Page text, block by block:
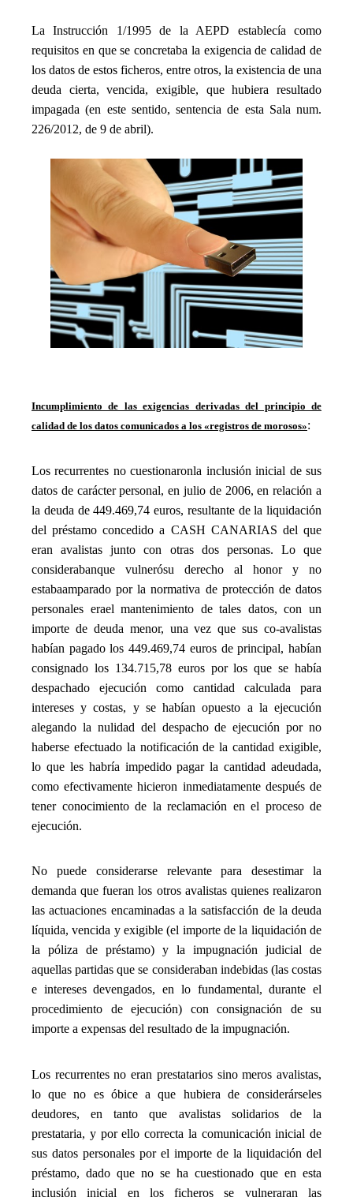
La Instrucción 1/1995 de la AEPD establecía como
requisitos en que se concretaba la exigencia de calidad de
los datos de estos ficheros, entre otros, la existencia de una
deuda cierta, vencida, exigible, que hubiera resultado
impagada (en este sentido, sentencia de esta Sala num.
226/2012, de 9 de abril).
Incumplimiento de las exigencias derivadas del principio de
calidad de los datos comunicados a los «registros de morosos»:
Los recurrentes no cuestionaronla inclusión inicial de sus
datos de carácter personal, en julio de 2006, en relación a
la deuda de 449.469,74 euros, resultante de la liquidación
del préstamo concedido a CASH CANARIAS del que
eran avalistas junto con otras dos personas. Lo que
considerabanque vulnerósu derecho al honor y no
estabaamparado por la normativa de protección de datos
personales erael mantenimiento de tales datos, con un
importe de deuda menor, una vez que sus co-avalistas
habían pagado los 449.469,74 euros de principal, habían
consignado los 134.715,78 euros por los que se había
despachado ejecución como cantidad calculada para
intereses y costas, y se habían opuesto a la ejecución
alegando la nulidad del despacho de ejecución por no
haberse efectuado la notificación de la cantidad exigible,
lo que les habría impedido pagar la cantidad adeudada,
como efectivamente hicieron inmediatamente después de
tener conocimiento de la reclamación en el proceso de
ejecución.
No puede considerarse relevante para desestimar la
demanda que fueran los otros avalistas quienes realizaron
las actuaciones encaminadas a la satisfacción de la deuda
líquida, vencida y exigible (el importe de la liquidación de
la póliza de préstamo) y la impugnación judicial de
aquellas partidas que se consideraban indebidas (las costas
e intereses devengados, en lo fundamental, durante el
procedimiento de ejecución) con consignación de su
importe a expensas del resultado de la impugnación.
Los recurrentes no eran prestatarios sino meros avalistas,
lo que no es óbice a que hubiera de considerárseles
deudores, en tanto que avalistas solidarios de la
prestataria, y por ello correcta la comunicación inicial de
sus datos personales por el importe de la liquidación del
préstamo, dado que no se ha cuestionado que en esta
inclusión inicial en los ficheros se vulneraran las